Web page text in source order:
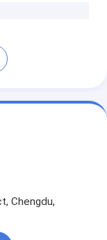
Chengdu,